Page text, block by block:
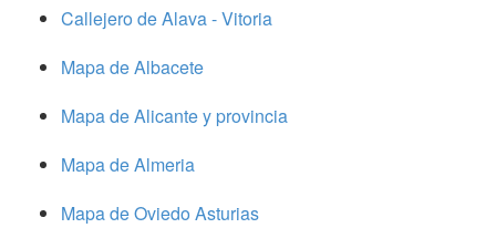
Callejero de Alava - Vitoria
Mapa de Albacete
Mapa de Alicante y provincia
Mapa de Almeria
Mapa de Oviedo Asturias